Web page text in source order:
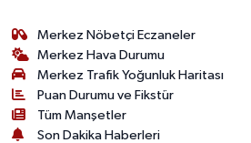
Merkez Nöbetçi Eczaneler
Merkez Hava Durumu
Merkez Trafik Yoğunluk Haritası
Puan Durumu ve Fikstür
Tüm Manşetler
Son Dakika Haberleri